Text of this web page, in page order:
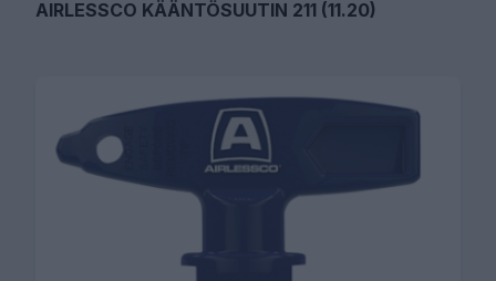
AIRLESSCO KÄÄNTÖSUUTIN 211 (11.20)